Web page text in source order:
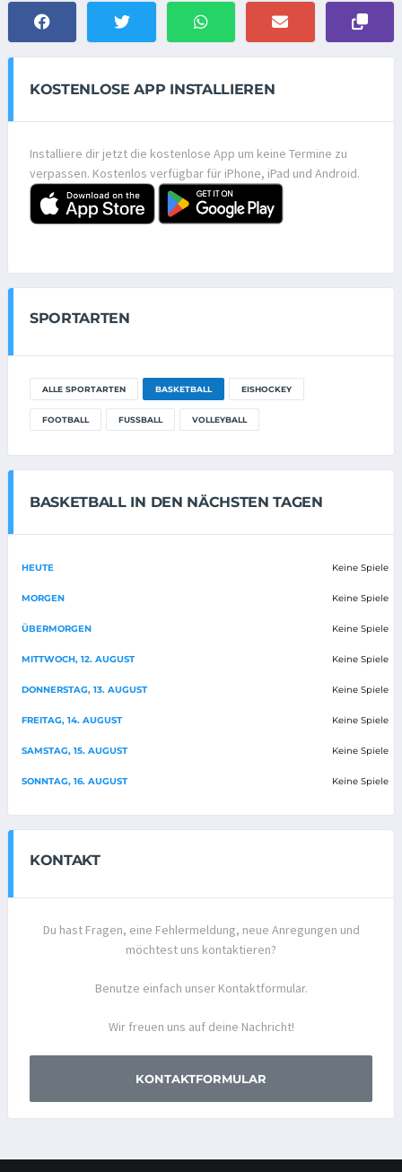
KOSTENLOSE APP INSTALLIEREN
Installiere dir jetzt die kostenlose App um keine Termine zu
verpassen. Kostenlos verfügbar für iPhone, iPad und Android.
SPORTARTEN
ALLE SPORTARTEN BASKETBALL EISHOCKEY
FOOTBALL FUSSBALL VOLLEYBALL
BASKETBALL IN DEN NÄCHSTEN TAGEN
HEUTE Keine Spiele
MORGEN Keine Spiele
ÜBERMORGEN Keine Spiele
MITTWOCH, 12. AUGUST Keine Spiele
DONNERSTAG, 13. AUGUST Keine Spiele
FREITAG, 14. AUGUST Keine Spiele
SAMSTAG, 15. AUGUST Keine Spiele
SONNTAG, 16. AUGUST Keine Spiele
KONTAKT
Du hast Fragen, eine Fehlermeldung, neue Anregungen und
möchtest uns kontaktieren?
Benutze einfach unser Kontaktformular.
Wir freuen uns auf deine Nachricht!
KONTAKTFORMULAR